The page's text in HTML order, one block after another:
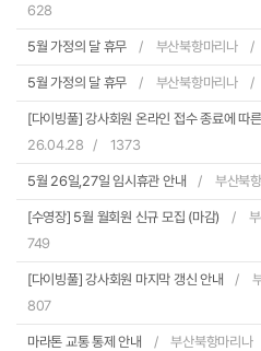
628
5월 가정의 달 휴무 부산북항마리나
5월 가정의 달 휴무 부산북항마리나
[다이빙풀] 강사회원 온라인 접수 종료에 따
26.04.28
1373
5월 26일,27일 임시휴관 안내 부산북
[수영장] 5월 월회원 신규 모집 (마감)
749
[다이빙풀] 강사회원 마지막 갱신 안내
807
마라톤 교통 통제 안내 부산북항마리나